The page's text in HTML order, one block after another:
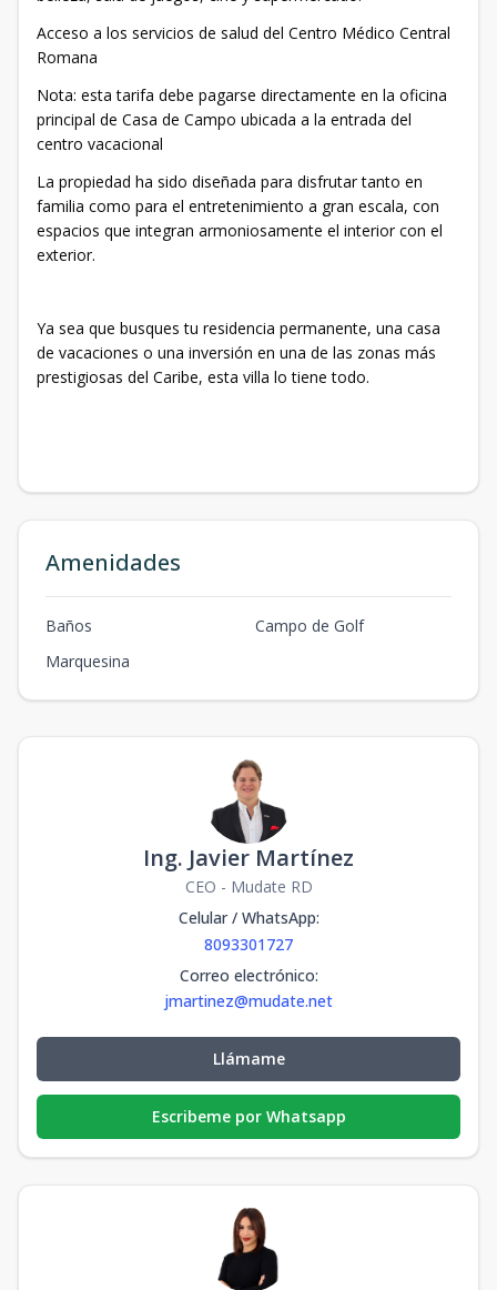
Acceso a los servicios de salud del Centro Médico Central
Romana
Nota: esta tarifa debe pagarse directamente en la oficina
principal de Casa de Campo ubicada a la entrada del
centro vacacional
La propiedad ha sido diseñada para disfrutar tanto en
familia como para el entretenimiento a gran escala, con
espacios que integran armoniosamente el interior con el
exterior.
Ya sea que busques tu residencia permanente, una casa
de vacaciones o una inversión en una de las zonas más
prestigiosas del Caribe, esta villa lo tiene todo.
Amenidades
Baños
Campo de Golf
Marquesina
Ing. Javier Martínez
CEO - Mudate RD
Celular / WhatsApp:
8093301727
Correo electrónico:
jmartinez@mudate.net
Llámame
Escribeme por Whatsapp